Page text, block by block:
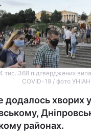
тис. 368 підтверджених
COVID-19 / фото УНІАН
додалось хворих у
районах.